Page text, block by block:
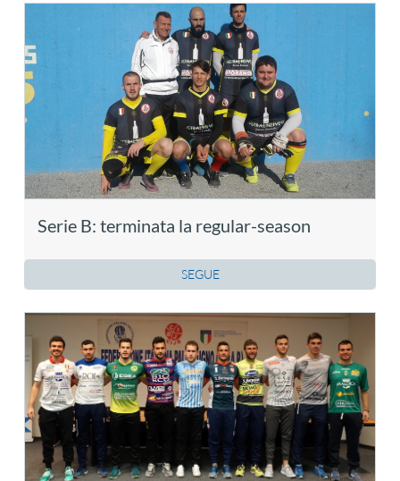
Serie B: terminata la regular-season
SEGUE